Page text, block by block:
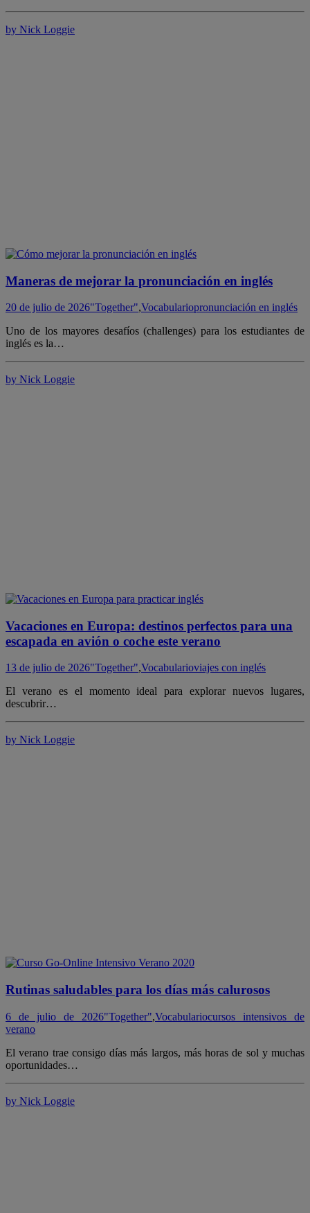
by Nick Loggie
Maneras de mejorar la pronunciación en inglés
20 de julio de 2026"Together",Vocabulariopronunciación en inglés
Uno de los mayores desafíos (challenges) para los estudiantes de
inglés es la…
by Nick Loggie
Vacaciones en Europa: destinos perfectos para una
escapada en avión o coche este verano
13 de julio de 2026"Together",Vocabularioviajes con inglés
El verano es el momento ideal para explorar nuevos lugares,
descubrir…
by Nick Loggie
Rutinas saludables para los días más calurosos
6 de julio de 2026"Together",Vocabulariocursos intensivos de
verano
El verano trae consigo días más largos, más horas de sol y muchas
oportunidades…
by Nick Loggie